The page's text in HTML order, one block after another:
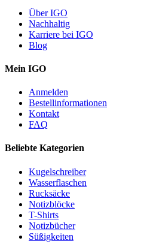
Über IGO
Nachhaltig
Karriere bei IGO
Blog
Mein IGO
Anmelden
Bestellinformationen
Kontakt
FAQ
Beliebte Kategorien
Kugelschreiber
Wasserflaschen
Rucksäcke
Notizblöcke
T-Shirts
Notizbücher
Süßigkeiten